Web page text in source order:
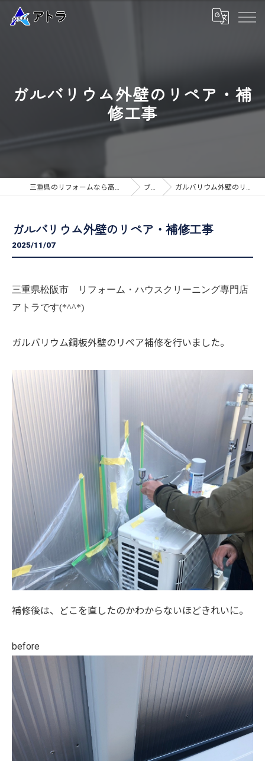
ガルバリウム外壁のリペア・補
修工事
三重県のリフォームなら高品質な工事のアトラ ブログ ガルバリウム外壁のリペア・補修工事
ガルバリウム外壁のリペア・補修工事
2025/11/07
三重県松阪市 リフォーム・ハウスクリーニング専門店
アトラです(*^^*)
ガルバリウム鋼板外壁のリペア補修を行いました。
補修後は、どこを直したのかわからないほどきれいに。
before